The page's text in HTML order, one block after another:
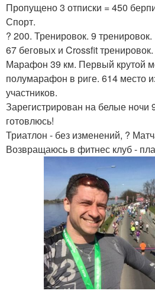
Пропущено 3 отписки = 450
Спорт.
? 200. Тренировок. 9 тренировок.
67 беговых и Crossfit тренировок.
Марафон 39 км. Первый крутой
полумарафон в риге. 614 место
участников.
Зарегистрирован на белые ночи
готовлюсь!
Триатлон - без изменений, ?
Возвращаюсь в фитнес клуб -